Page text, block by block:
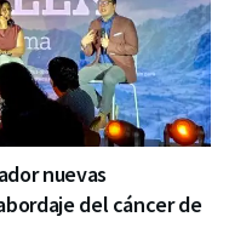
nuevas
del cáncer de